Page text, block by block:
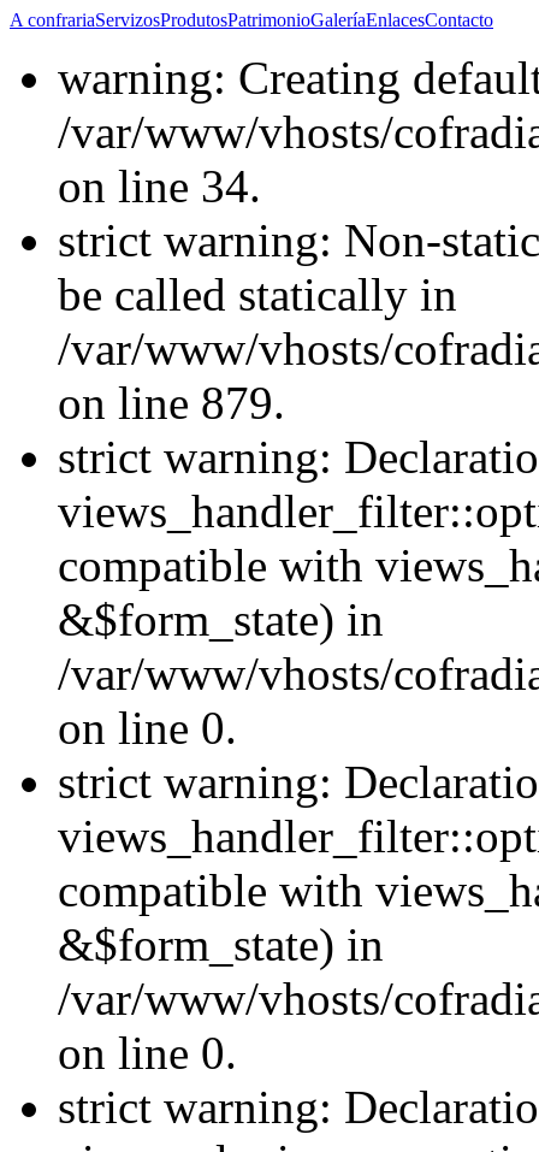
A confrariaServizosProdutosPatrimonioGaleríaEnlacesContacto
warning: Creating
/var/www/vhosts/
on line 34.
strict warning: Non-
be called statically in
/var/www/vhosts/
on line 879.
strict warning:
compatible with
&$form_state) in
/var/www/vhosts/
on line 0.
strict warning:
compatible with
&$form_state) in
/var/www/vhosts/
on line 0.
strict warning: